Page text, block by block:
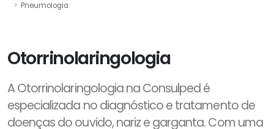
Pneumologia
Otorrinolaringologia
A Otorrinolaringologia na Consulped é
especializada no diagnóstico e tratamento de
doenças do ouvido, nariz e garganta. Com uma